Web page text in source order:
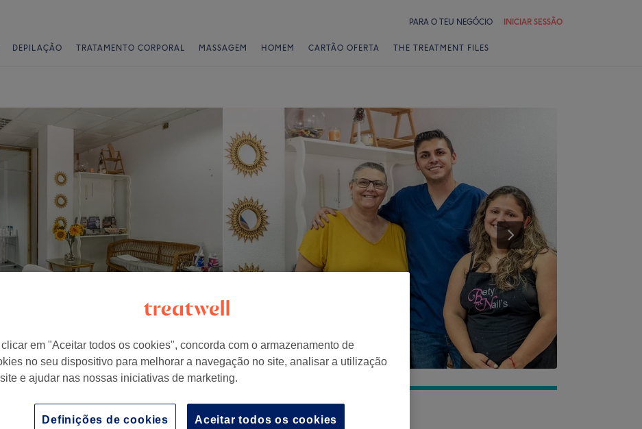
PARA O TEU NEGÓCIO INICIAR SESSÃO
DEPILAÇÃO TRATAMENTO CORPORAL MASSAGEM HOMEM CARTÃO OFERTA THE TREATMENT FILES
Sal, Portugal
em "Aceitar todos os cookies", concorda com o armazenamento de
no seu dispositivo para melhorar a navegação no site, analisar a utilização
e ajudar nas nossas iniciativas de marketing.
Aceitar todos os cookies
Definições de cookies